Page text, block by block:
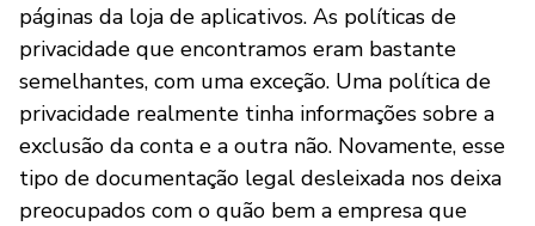
páginas da loja de aplicativos. As políticas de
privacidade que encontramos eram bastante
semelhantes, com uma exceção. Uma política de
privacidade realmente tinha informações sobre a
exclusão da conta e a outra não. Novamente, esse
tipo de documentação legal desleixada nos deixa
preocupados com o quão bem a empresa que